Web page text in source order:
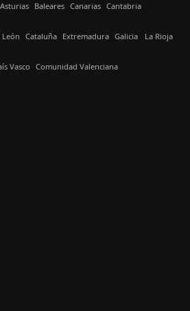
Asturias Baleares Canarias Cantabria
León Cataluña Extremadura Galicia La Rioja
Vasco Comunidad Valenciana